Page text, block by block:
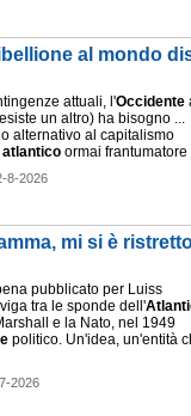
al mondo
attuali, l'Occidente
un altro) ha bisogno ...
alternativo al capitalismo
atlantico ormai frantumatore
8-2026
mi si è
pubblicato per Luiss
tra le sponde dell'
e la Nato, nel 1949
politico. Un'idea, un'entità
2026